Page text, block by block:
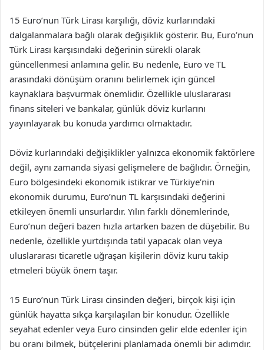
15 Euro’nun Türk Lirası karşılığı, döviz kurlarındaki
dalgalanmalara bağlı olarak değişiklik gösterir. Bu, Euro’nun
Türk Lirası karşısındaki değerinin sürekli olarak
güncellenmesi anlamına gelir. Bu nedenle, Euro ve TL
arasındaki dönüşüm oranını belirlemek için güncel
kaynaklara başvurmak önemlidir. Özellikle uluslararası
finans siteleri ve bankalar, günlük döviz kurlarını
yayınlayarak bu konuda yardımcı olmaktadır.
Döviz kurlarındaki değişiklikler yalnızca ekonomik faktörlere
değil, aynı zamanda siyasi gelişmelere de bağlıdır. Örneğin,
Euro bölgesindeki ekonomik istikrar ve Türkiye’nin
ekonomik durumu, Euro’nun TL karşısındaki değerini
etkileyen önemli unsurlardır. Yılın farklı dönemlerinde,
Euro’nun değeri bazen hızla artarken bazen de düşebilir. Bu
nedenle, özellikle yurtdışında tatil yapacak olan veya
uluslararası ticaretle uğraşan kişilerin döviz kuru takip
etmeleri büyük önem taşır.
15 Euro’nun Türk Lirası cinsinden değeri, birçok kişi için
günlük hayatta sıkça karşılaşılan bir konudur. Özellikle
seyahat edenler veya Euro cinsinden gelir elde edenler için
bu oranı bilmek, bütçelerini planlamada önemli bir adımdır.